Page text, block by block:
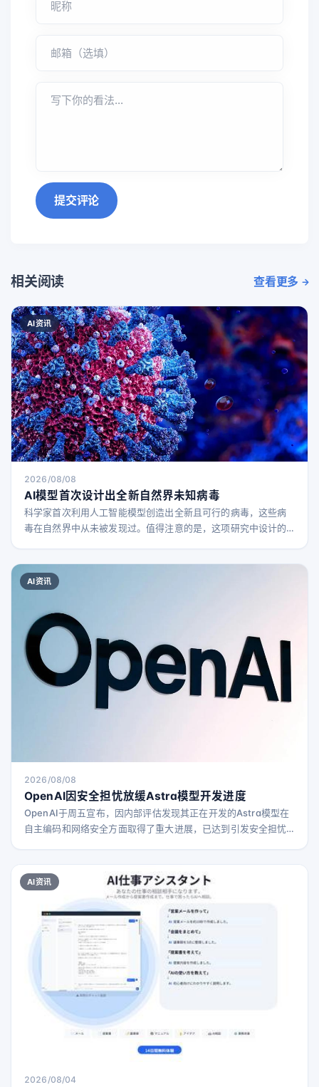
提交评论
相关阅读 查看更多
AI资讯
2026/08/08
AI模型首次设计出全新自然界未知病毒
科学家首次利用人工智能模型创造出全新且可行的病毒，这些病
毒在自然界中从未被发现过。值得注意的是，这项研究中设计的
由斯坦福大学和Arc研究所的团队完成。他们训练了一款名为Evo
的AI模型，识别自然界中基因结构的模式，从而创造出新的DNA
AI资讯
2026/08/08
OpenAI因安全担忧放缓Astra模型开发进度
OpenAI于周五宣布，因内部评估发现其正在开发的Astra模型在
自主编码和网络安全方面取得了重大进展，已达到引发安全担忧
阈值”，意味着它能够独立识别并执行针对传统高防护现实系统的
网络攻击。根据公司2023年制定的“准备框架”，这一情况触发了
额外的安全防护措施。 “尽管我们仍在对
AI资讯
2026/08/04